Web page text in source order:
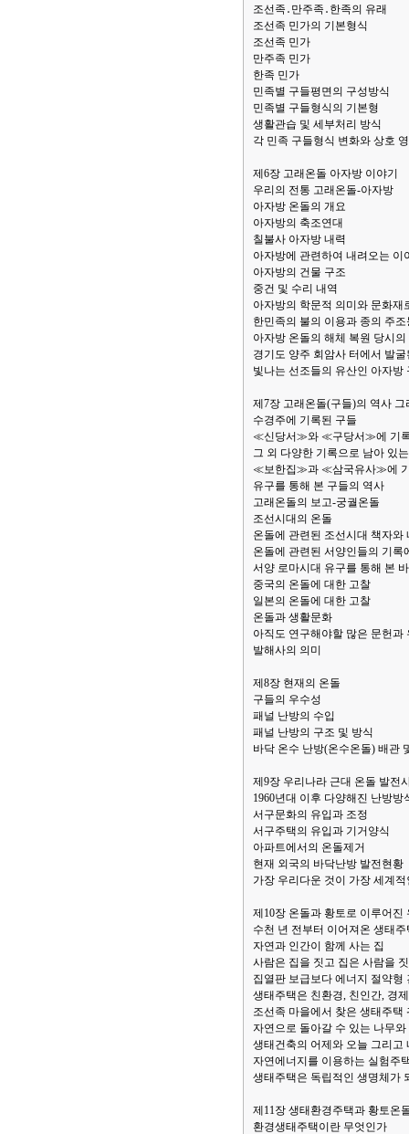
조선족․만주족․한족의 유래
조선족 민가의 기본형식
조선족 민가
만주족 민가
한족 민가
민족별 구들평면의 구성방식
민족별 구들형식의 기본형
생활관습 및 세부처리 방식
각 민족 구들형식 변화와 상호
제6장 고래온돌 아자방 이야기
우리의 전통 고래온돌-아자방
아자방 온돌의 개요
아자방의 축조연대
칠불사 아자방 내력
아자방에 관련하여 내려오는 이
아자방의 건물 구조
중건 및 수리 내역
아자방의 학문적 의미와 문화재
한민족의 불의 이용과 종의 주조
아자방 온돌의 해체 복원 당시의
경기도 양주 회암사 터에서 발굴
빛나는 선조들의 유산인 아자방
제7장 고래온돌(구들)의 역사
수경주에 기록된 구들
≪신당서≫와 ≪구당서≫에 기
그 외 다양한 기록으로 남아 있
≪보한집≫과 ≪삼국유사≫에
유구를 통해 본 구들의 역사
고래온돌의 보고-궁궐온돌
조선시대의 온돌
온돌에 관련된 조선시대 책자와
온돌에 관련된 서양인들의 기록
서양 로마시대 유구를 통해 본
중국의 온돌에 대한 고찰
일본의 온돌에 대한 고찰
온돌과 생활문화
아직도 연구해야할 많은 문헌과
발해사의 의미
제8장 현재의 온돌
구들의 우수성
패널 난방의 수입
패널 난방의 구조 및 방식
바닥 온수 난방(온수온돌) 배관
제9장 우리나라 근대 온돌 발전
1960년대 이후 다양해진 난방방
서구문화의 유입과 조정
서구주택의 유입과 기거양식
아파트에서의 온돌제거
현재 외국의 바닥난방 발전현황
가장 우리다운 것이 가장 세계적
제10장 온돌과 황토로 이루어진
수천 년 전부터 이어져온 생태
자연과 인간이 함께 사는 집
사람은 집을 짓고 집은 사람을
집열판 보급보다 에너지 절약형
생태주택은 친환경, 친인간, 경
조선족 마을에서 찾은 생태주택
자연으로 돌아갈 수 있는 나무
생태건축의 어제와 오늘 그리고
자연에너지를 이용하는 실험주
생태주택은 독립적인 생명체가
제11장 생태환경주택과 황토온
환경생태주택이란 무엇인가